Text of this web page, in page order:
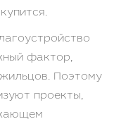
фактор,
Поэтому
проекты,